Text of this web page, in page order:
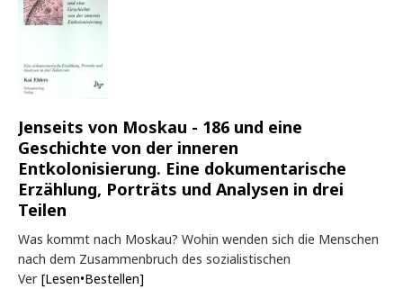
Jenseits von Moskau - 186 und eine
Geschichte von der inneren
Entkolonisierung. Eine dokumentarische
Erzählung, Porträts und Analysen in drei
Teilen
Was kommt nach Moskau? Wohin wenden sich die Menschen
nach dem Zusammenbruch des sozialistischen
Ver [Lesen•Bestellen]